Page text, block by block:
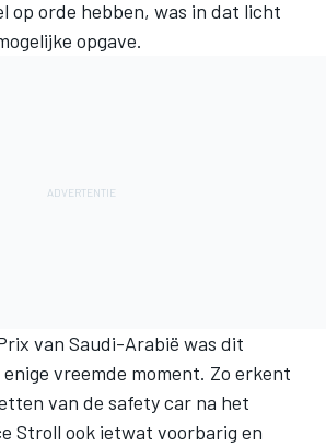
op orde hebben, was in dat licht
opgave.
van Saudi-Arabië was dit
vreemde moment. Zo erkent
van de safety car na het
Stroll ook ietwat voorbarig en